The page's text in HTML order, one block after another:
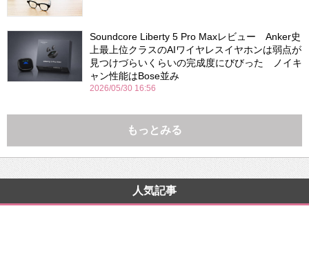
Soundcore Liberty 5 Pro Maxレビュー Anker史
上最上位クラスのAIワイヤレスイヤホンは弱点が
見つけづらいくらいの完成度にびびった ノイキ
ャン性能はBose並み
2026/05/30 16:56
もっとみる
人気記事